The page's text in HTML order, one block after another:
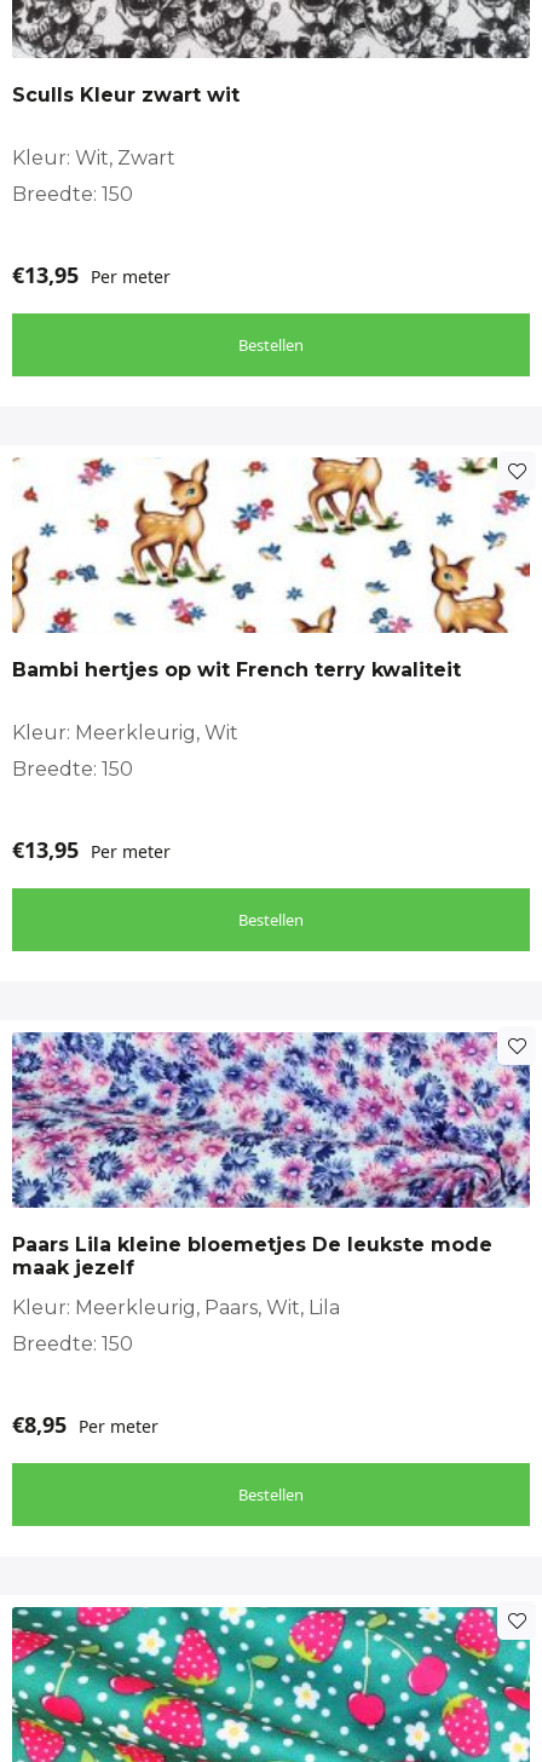
Sculls Kleur zwart wit
Kleur: Wit, Zwart
Breedte: 150
€13,95 Per meter
Bestellen
Bambi hertjes op wit French terry kwaliteit
Kleur: Meerkleurig, Wit
Breedte: 150
€13,95 Per meter
Bestellen
Paars Lila kleine bloemetjes De leukste mode
maak jezelf
Kleur: Meerkleurig, Paars, Wit, Lila
Breedte: 150
€8,95 Per meter
Bestellen